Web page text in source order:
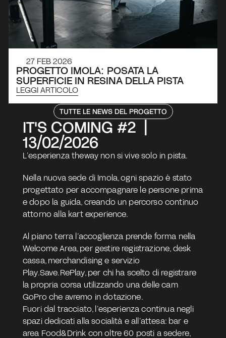
27 FEB 2026
PROGETTO IMOLA: POSATA LA
SUPERFICIE IN RESINA DELLA PISTA
LEGGI ARTICOLO
TUTTE LE NEWS DEL PROGETTO
IT'S COMING #2  |
13/02/2026
L’esperienza theway non si vive solo in pista.
Nella nuova sede di Imola, ogni spazio è stato
progettato per accompagnare le persone prima
e dopo la guida, creando un percorso continuo
attorno alla kart experience.
Al piano terra l’accoglienza prende forma nella
Welcome Area, per gestire registrazione, desk
cassa, merchandising e servizio
Play.Save.RePlay, per chi ha scelto di registrare
la propria corsa utilizzando una delle cam
GoPro che avremo in dotazione.
Fuori dal tracciato, l’esperienza continua negli
spazi dedicati alla socialità e all’attesa: bar e
area Food&Drink con oltre 60 posti a sedere,